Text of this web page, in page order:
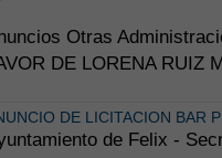
Otras
DE LORENA RUIZ
DE LICITACION BAR
de Felix -